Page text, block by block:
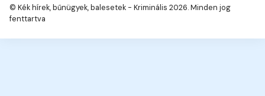
© Kék hírek, bűnügyek, balesetek - Kriminális 2026. Minden jog
fenttartva